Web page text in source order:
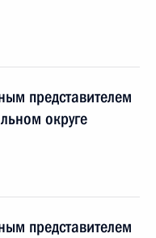
представителем
округе
представителем